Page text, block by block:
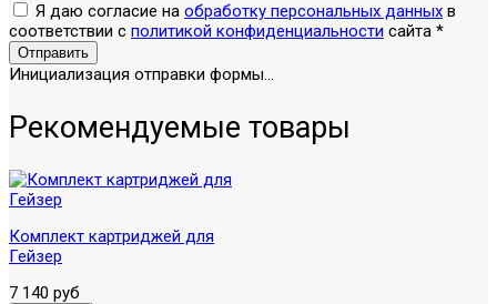
Я даю согласие на обработку персональных данных в
соответствии с политикой конфиденциальности сайта *
Отправить
Инициализация отправки формы...
Рекомендуемые товары
Комплект картриджей для
Гейзер
7 140 руб